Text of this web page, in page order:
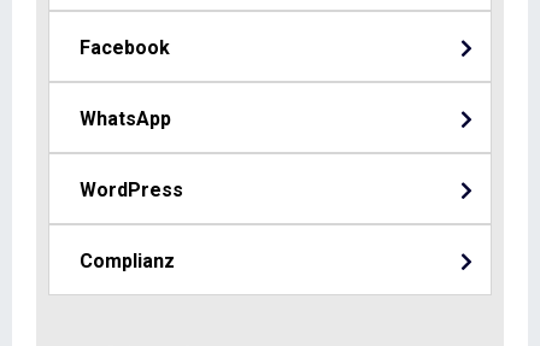
Facebook
WhatsApp
WordPress
Complianz